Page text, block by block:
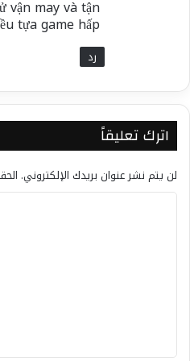
vận may và tận
tựa game hấp
رد
اترك تعليقاً
لن يتم نشر عنوان بريدك الإلكتروني.